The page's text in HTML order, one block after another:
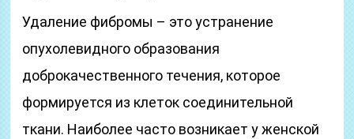
Удаление фибромы – это устранение
опухолевидного образования
доброкачественного течения, которое
формируется из клеток соединительной
ткани. Наиболее часто возникает у женской